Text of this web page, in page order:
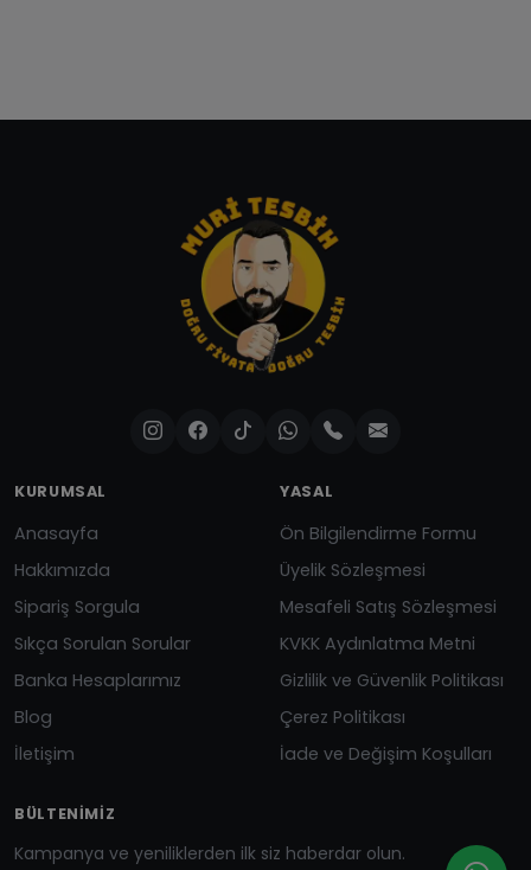
KURUMSAL
Anasayfa
Hakkımızda
Sipariş Sorgula
Sıkça Sorulan Sorular
Banka Hesaplarımız
Blog
İletişim
YASAL
Ön Bilgilendirme Formu
Üyelik Sözleşmesi
Mesafeli Satış Sözleşmesi
KVKK Aydınlatma Metni
Gizlilik ve Güvenlik Politikası
Çerez Politikası
İade ve Değişim Koşulları
BÜLTENIMIZ
Kampanya ve yeniliklerden ilk siz haberdar olun.